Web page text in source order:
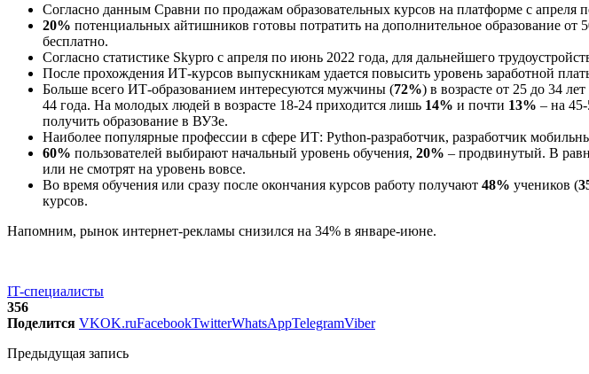
Согласно данным Сравни по продажам образовательных курсов на платформе с
20% потенциальных айтишников готовы потратить на дополнительное образование от
бесплатно.
Согласно статистике Skypro c апреля по июнь 2022 года, для дальнейшего
После прохождения ИТ-курсов выпускникам удается повысить уровень заработной
Больше всего ИТ-образованием интересуются мужчины (72%) в возрасте от 25 до 34 лет
44 года. На молодых людей в возрасте 18-24 приходится лишь 14% и почти 13% – на
получить образование в ВУЗе.
Наиболее популярные профессии в сфере ИТ: Python-разработчик, разработчик
60% пользователей выбирают начальный уровень обучения, 20% – продвинутый. В
или не смотрят на уровень вовсе.
Во время обучения или сразу после окончания курсов работу получают 48% учеников (
курсов.
Напомним, рынок интернет-рекламы снизился на 34% в январе-июне.
IT-специалисты
356
Поделится VKOK.ruFacebookTwitterWhatsAppTelegramViber
Предыдущая запись